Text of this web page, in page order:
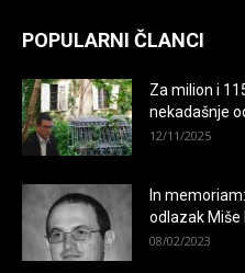
POPULARNI ČLANCI
Za milion i
nekadašnje
12/11/2025
In
odlazak Miše
08/02/2023